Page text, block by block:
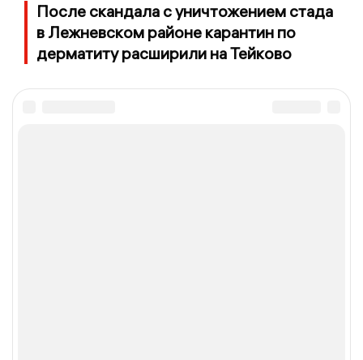
После скандала с уничтожением стада
в Лежневском районе карантин по
дерматиту расширили на Тейково